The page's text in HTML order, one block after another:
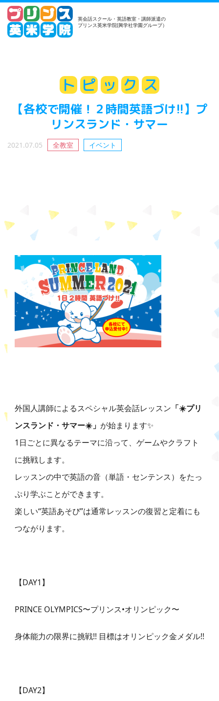
英会話スクール・英語教室・講師派遣の
プリンス英米学院(興学社学園グループ）
ト ピ ッ ク ス
【各校で開催！２時間英語づけ!!】プ
リンスランド・サマー
2021.07.05 全教室 イベント
外国人講師によるスペシャル英会話レッスン 「☀️プリ
ンスランド・サマー☀️」 が始まります✨
1日ごとに異なるテーマに沿って、ゲームやクラフト
に挑戦します。
レッスンの中で英語の音（単語・センテンス）をたっ
ぷり学ぶことができます。
楽しい“英語あそび”は通常レッスンの復習と定着にも
つながります。
【DAY1】
PRINCE OLYMPICS〜プリンス•オリンピック〜
身体能力の限界に挑戦!! 目標はオリンピック金メダル!!
【DAY2】